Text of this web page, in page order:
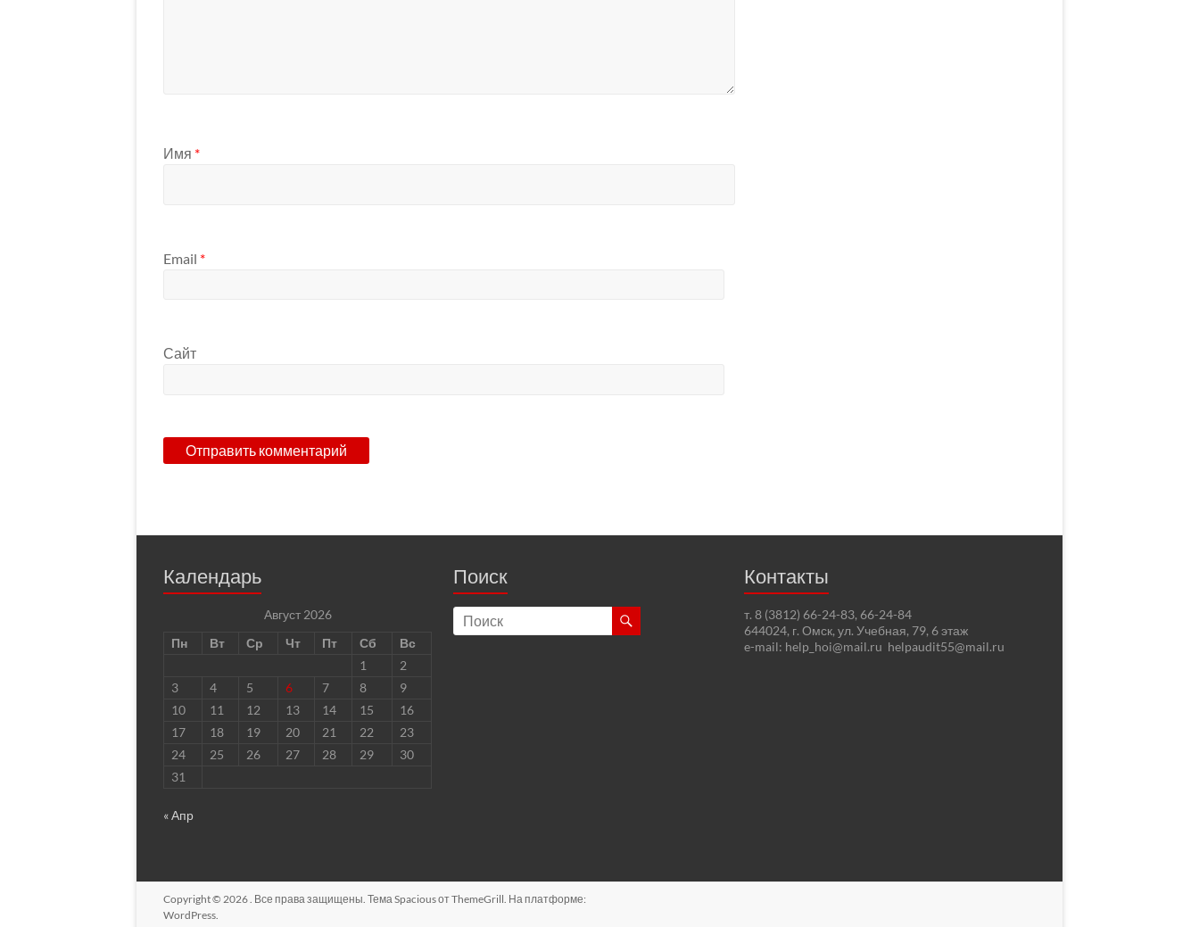
Имя *
Email *
Сайт
Календарь
Август 2026
Пн
Вт Ср Чт Пт Сб
Вс
1
2
3
4 5 6 7 8
9
10
11 12 13 14 15
16
17
18 19 20 21 22
23
24
25 26 27 28 29
30
31
« Апр
Поиск Контакты
т. 8 (3812) 66-24-83, 66-24-84
644024, г. Омск, ул. Учебная, 79, 6 этаж
e-mail: help_hoi@mail.ru helpaudit55@mail.ru
Copyright © 2026 . Все права защищены. Тема Spaciousот ThemeGrill. На платформе:
WordPress